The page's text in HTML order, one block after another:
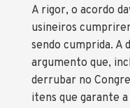
provocando
funcional que
redução,
capacidade para
Artigo 19 da Lei
A rigor, o acordo
usineiros
sendo cumprida. A
argumento que,
derrubar no
itens que garante